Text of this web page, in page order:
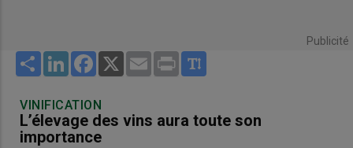
Publicité
Share LinkedInFacebook
X Email Print
VINIFICATION
L’élevage des vins aura toute son
importance